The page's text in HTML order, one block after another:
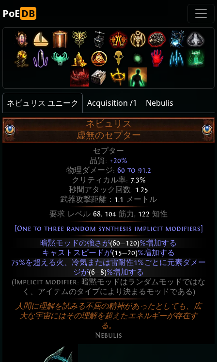
PoEDB
ネビュリス ユニーク Acquisition /1
Nebulis
ネビュリス
虚無のセプター
セプター
品質: +20%
物理ダメージ: 60 to 91.2
クリティカル率: 7.3%
秒間アタック回数: 1.25
武器攻撃距離： 1.1 メートル
要求 レベル 68, 104 筋力, 122 知性
[One to three random synthesis implicit modifiers]
暗黙モッドの強さが(60—120)%増加する
キャストスピードが(15—20)%増加する
75%を超える火、冷気または雷耐性1%ごとに元素ダメー
ジが(6—8)%増加する
(Implicit modifier: 暗黙モッドはランダムモッドではな
く、アイテムのタイプにより決まるモッドである)
人間に理解を試みる不屈の精神があったとしても、広
大な宇宙にはその理解を超えたエネルギーが存在す
る。
Nebulis